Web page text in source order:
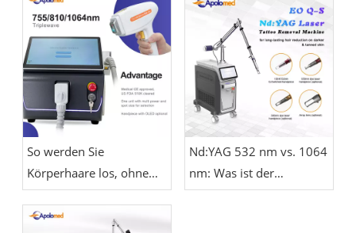
So werden Sie
Körperhaare los, ohne
sich zu rasieren
Nd:YAG 532 nm vs. 1064
nm: Was ist der
Unterschied?